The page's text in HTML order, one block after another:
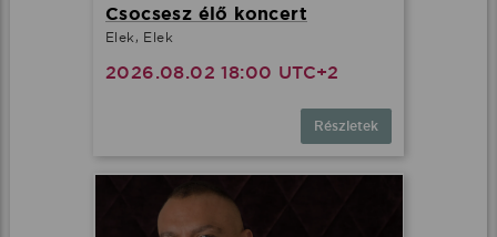
Csocsesz élő koncert
Elek, Elek
2026.08.02 18:00 UTC+2
Részletek